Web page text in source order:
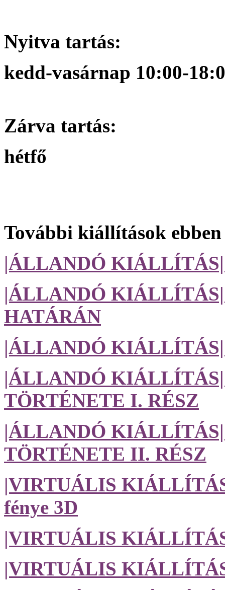
Nyitva tartás:
kedd-vasárnap 10:00-
Zárva tartás:
hétfő
További kiállítások
|ÁLLANDÓ
|ÁLLANDÓ
HATÁRÁN
|ÁLLANDÓ
|ÁLLANDÓ
TÖRTÉNETE I. RÉSZ
|ÁLLANDÓ
TÖRTÉNETE II. RÉSZ
|VIRTUÁLIS
fénye 3D
|VIRTUÁLIS
|VIRTUÁLIS